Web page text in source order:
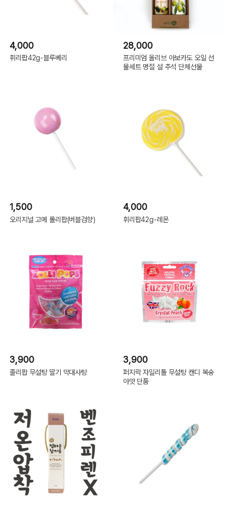
4,000
휘리팝42g-블루베리
28,000
프리미엄 올리브 아보카도 오일 선
물세트 명절 설 추석 단체선물
1,500
오리지널 고메 롤리팝(버블검향)
4,000
휘리팝42g-레몬
3,900
졸리팝 무설탕 딸기 막대사탕
3,900
퍼지락 자일리톨 무설탕 캔디 복숭
아맛 단품